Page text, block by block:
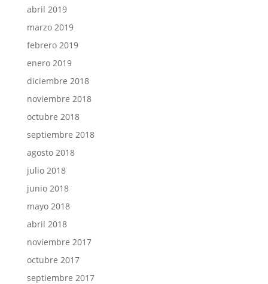
abril 2019
marzo 2019
febrero 2019
enero 2019
diciembre 2018
noviembre 2018
octubre 2018
septiembre 2018
agosto 2018
julio 2018
junio 2018
mayo 2018
abril 2018
noviembre 2017
octubre 2017
septiembre 2017